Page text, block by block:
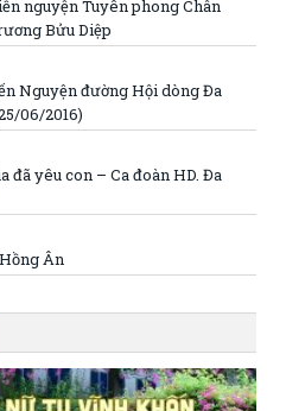
nguyện Tuyên phong Chân
Bửu Diệp
Nguyện đường Hội dòng Đa
06/2016)
đã yêu con – Ca đoàn HD. Đa
Ân